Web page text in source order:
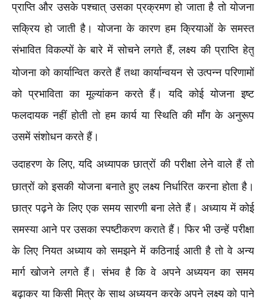
प्राप्ति और उसके पश्चात् उसका प्रक्रमण हो जाता है तो योजना
सक्रिय हो जाती है। योजना के कारण हम क्रियाओं के समस्त
संभावित विकल्पों के बारे में सोचने लगते हैं,लक्ष्य की प्राप्ति हेतु
योजना को कार्यान्वित करते हैं तथा कार्यान्वयन से उत्पन्न परिणामों
को प्रभाविता का मूल्यांकन करते हैं। यदि कोई योजना इष्ट
फलदायक नहीं होती तो हम कार्य या स्थिति की माँग के अनुरूप
उसमें संशोधन करते हैं।
उदाहरण के लिए,यदि अध्यापक छात्रों की परीक्षा लेने वाले हैं तो
छात्रों को इसकी योजना बनाते हुए लक्ष्य निर्धारित करना होता है।
छात्र पढ़ने के लिए एक समय सारणी बना लेते हैं। अध्याय में कोई
समस्या आने पर उसका स्पष्टीकरण कराते हैं। फिर भी उन्हें परीक्षा
के लिए नियत अध्याय को समझने में कठिनाई आती है तो वे अन्य
मार्ग खोजने लगते हैं। संभव है कि वे अपने अध्ययन का समय
बढ़ाकर या किसी मित्र के साथ अध्ययन करके अपने लक्ष्य को पाने